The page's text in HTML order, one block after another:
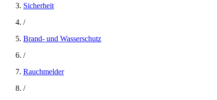
Sicherheit
/
Brand- und Wasserschutz
/
Rauchmelder
/